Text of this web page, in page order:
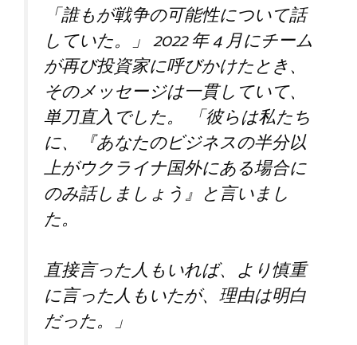
「誰もが戦争の可能性について話
していた。」 2022 年 4 月にチーム
が再び投資家に呼びかけたとき、
そのメッセージは一貫していて、
単刀直入でした。 「彼らは私たち
に、『あなたのビジネスの半分以
上がウクライナ国外にある場合に
のみ話しましょう』と言いまし
た。
直接言った人もいれば、より慎重
に言った人もいたが、理由は明白
だった。」